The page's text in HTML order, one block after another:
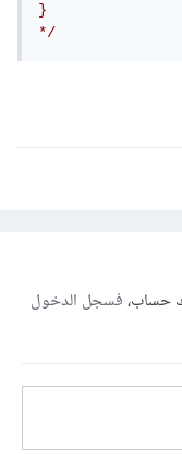
}
*/
حساب،فسجل الدخول